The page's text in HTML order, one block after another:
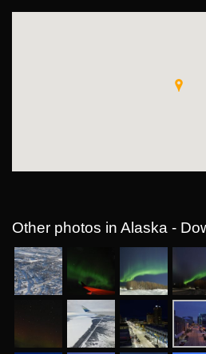
Other photos in Alaska -